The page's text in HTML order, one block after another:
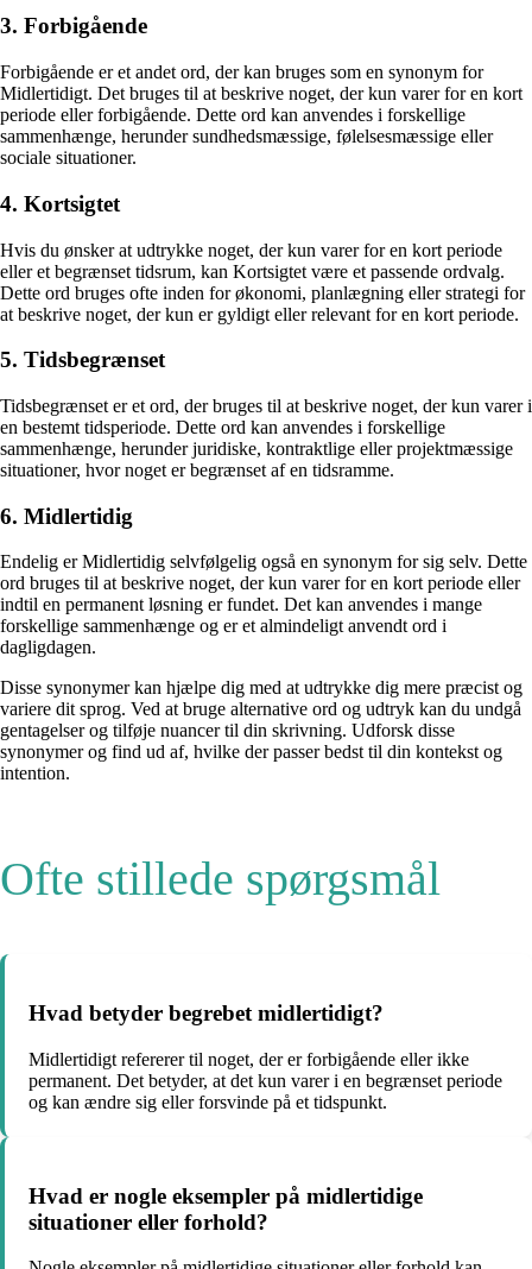
3. Forbigående
Forbigående er et andet ord, der kan bruges som en synonym for
Midlertidigt. Det bruges til at beskrive noget, der kun varer for en kort
periode eller forbigående. Dette ord kan anvendes i forskellige
sammenhænge, herunder sundhedsmæssige, følelsesmæssige eller
sociale situationer.
4. Kortsigtet
Hvis du ønsker at udtrykke noget, der kun varer for en kort periode
eller et begrænset tidsrum, kan Kortsigtet være et passende ordvalg.
Dette ord bruges ofte inden for økonomi, planlægning eller strategi for
at beskrive noget, der kun er gyldigt eller relevant for en kort periode.
5. Tidsbegrænset
Tidsbegrænset er et ord, der bruges til at beskrive noget, der kun varer i
en bestemt tidsperiode. Dette ord kan anvendes i forskellige
sammenhænge, herunder juridiske, kontraktlige eller projektmæssige
situationer, hvor noget er begrænset af en tidsramme.
6. Midlertidig
Endelig er Midlertidig selvfølgelig også en synonym for sig selv. Dette
ord bruges til at beskrive noget, der kun varer for en kort periode eller
indtil en permanent løsning er fundet. Det kan anvendes i mange
forskellige sammenhænge og er et almindeligt anvendt ord i
dagligdagen.
Disse synonymer kan hjælpe dig med at udtrykke dig mere præcist og
variere dit sprog. Ved at bruge alternative ord og udtryk kan du undgå
gentagelser og tilføje nuancer til din skrivning. Udforsk disse
synonymer og find ud af, hvilke der passer bedst til din kontekst og
intention.
Ofte stillede spørgsmål
Hvad betyder begrebet midlertidigt?
Midlertidigt refererer til noget, der er forbigående eller ikke
permanent. Det betyder, at det kun varer i en begrænset periode
og kan ændre sig eller forsvinde på et tidspunkt.
Hvad er nogle eksempler på midlertidige
situationer eller forhold?